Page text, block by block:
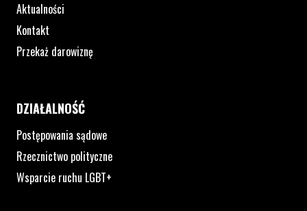
Aktualności
Kontakt
Przekaż darowiznę
DZIAŁALNOŚĆ
Postępowania sądowe
Rzecznictwo polityczne
Wsparcie ruchu LGBT+